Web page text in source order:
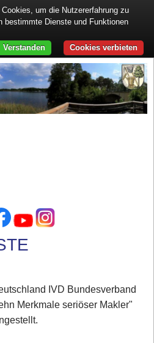
IVD Bundesverband
Merkmale seriöser Makler"
um die Nutzererfahrung zu
bestimmte Dienste und Funktionen
Cookies verbieten
Verstanden